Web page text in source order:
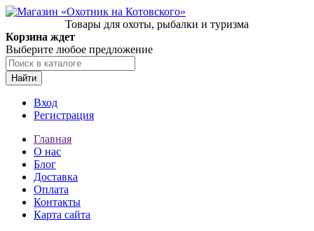
Товары для охоты, рыбалки и туризма
Корзина ждет
Выберите любое предложение
Найти
Вход
Регистрация
Главная
О нас
Блог
Доставка
Оплата
Контакты
Карта сайта